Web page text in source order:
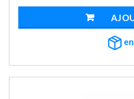
AJOUTER